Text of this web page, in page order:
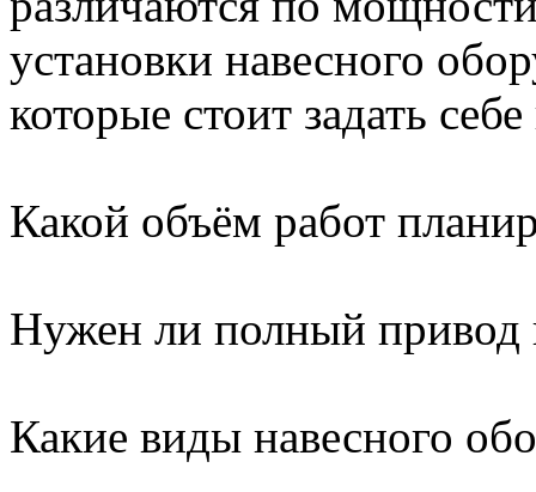
установки навесного
которые стоит задать
Какой объём работ
Нужен ли полный привод
Какие виды навесного